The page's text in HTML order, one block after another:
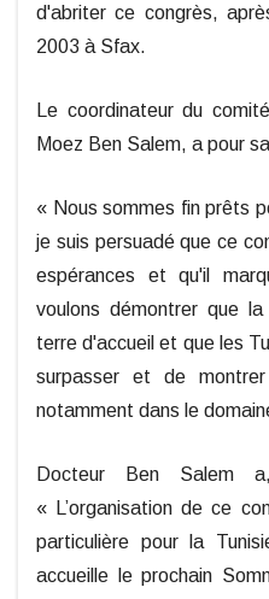
d'abriter ce congrès,
2003 à Sfax.
Le coordinateur du
Moez Ben Salem, a pour
« Nous sommes fin prêts
je suis persuadé que ce
espérances et qu'il
voulons démontrer que
terre d'accueil et que les
surpasser et de
notamment dans le
Docteur Ben Salem
« L’organisation de ce
particulière pour la
accueille le prochain